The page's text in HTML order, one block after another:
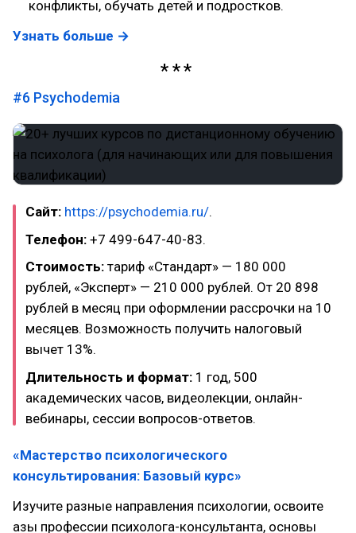
конфликты, обучать детей и подростков.
Узнать больше →
#6 Psychodemia
Сайт: https://psychodemia.ru/.
Телефон: +7 499-647-40-83.
Стоимость: тариф «Стандарт» — 180 000
рублей, «Эксперт» — 210 000 рублей. От 20 898
рублей в месяц при оформлении рассрочки на 10
месяцев. Возможность получить налоговый
вычет 13%.
Длительность и формат: 1 год, 500
академических часов, видеолекции, онлайн-
вебинары, сессии вопросов-ответов.
«Мастерство психологического
консультирования: Базовый курс»
Изучите разные направления психологии, освоите
азы профессии психолога-консультанта, основы